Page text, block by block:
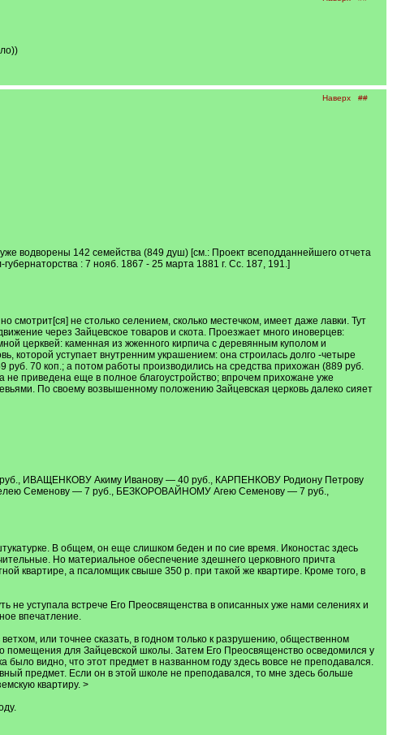
Наверх ##
водворены 142 семейства (849 душ) [см.: Проект всеподданнейшего отчета
: 7 нояб. 1867 - 25 марта 1881 г. Сс. 187, 191.]
смотрит[ся] не столько селением, сколько местечком, имеет даже лавки. Тут
через Зайцевское товаров и скота. Проезжает много иноверцев:
церквей: каменная из жженного кирпича с деревянным куполом и
которой уступает внутренним украшением: она строилась долго -четыре
руб. 70 коп.; а потом работы производились на средства прихожан (889 руб.
приведена еще в полное благоустройство; впрочем прихожане уже
По своему возвышенному положению Зайцевская церковь далеко сияет
ИВАЩЕНКОВУ Акиму Иванову — 40 руб., КАРПЕНКОВУ Родиону Петрову
Семенову — 7 руб., БЕЗКОРОВАЙНОМУ Агею Семенову — 7 руб.,
В общем, он еще слишком беден и по сиe время. Иконостас здесь
Но материальное обеспечение здешнего церковного причта
квартире, а псаломщик свыше 350 р. при такой же квартире. Кроме того, в
не уступала встрече Его Преосвященства в описанных уже нами селениях и
впечатление.
или точнее сказать, в годном только к разрушению, общественном
для Зайцевской школы. Затем Его Преосвященство осведомился у
видно, что этот предмет в названном году здесь вовсе не преподавался.
предмет. Если он в этой школе не преподавался, то мне здесь больше
квартиру. >